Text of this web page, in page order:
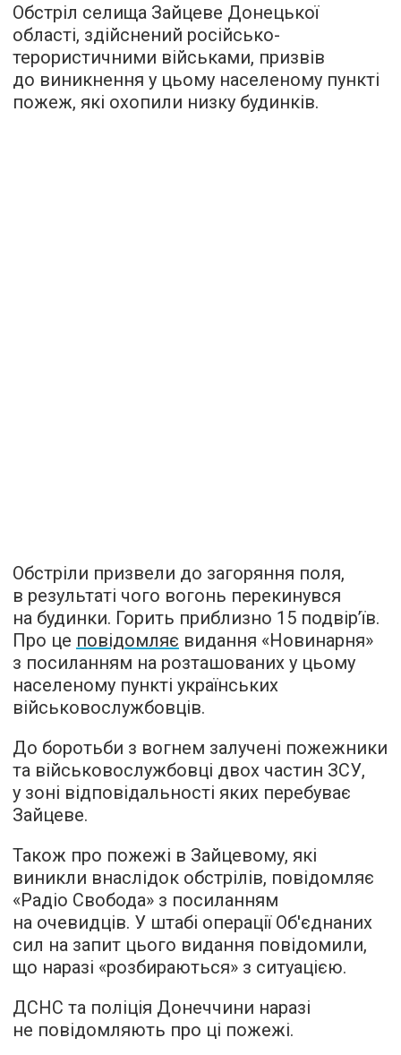
Обстріл селища Зайцеве Донецької
області, здійснений російсько-
терористичними військами, призвів
до виникнення у цьому населеному пункті
пожеж, які охопили низку будинків.
Обстріли призвели до загоряння поля,
в результаті чого вогонь перекинувся
на будинки. Горить приблизно 15 подвір’їв.
Про це повідомляє видання «Новинарня»
з посиланням на розташованих у цьому
населеному пункті українських
військовослужбовців.
До боротьби з вогнем залучені пожежники
та військовослужбовці двох частин ЗСУ,
у зоні відповідальності яких перебуває
Зайцеве.
Також про пожежі в Зайцевому, які
виникли внаслідок обстрілів, повідомляє
«Радіо Свобода» з посиланням
на очевидців. У штабі операції Об'єднаних
сил на запит цього видання повідомили,
що наразі «розбираються» з ситуацією.
ДСНС та поліція Донеччини наразі
не повідомляють про ці пожежі.